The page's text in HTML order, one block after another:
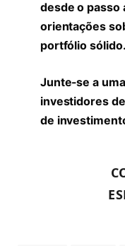
desde o passo
orientações
portfólio sólido.
Junte-se a
investidores
de